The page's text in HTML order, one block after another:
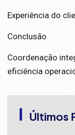
Experiência do
Conclusão
Coordenação
eficiência
Últimos